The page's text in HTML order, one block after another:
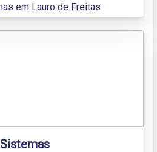
em Lauro de Freitas